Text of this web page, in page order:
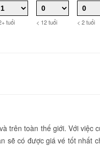
tuổi < 12 tuổi < 2 tuổi
trên toàn thế giới. Với việc
sẽ có được giá vé tốt nhất